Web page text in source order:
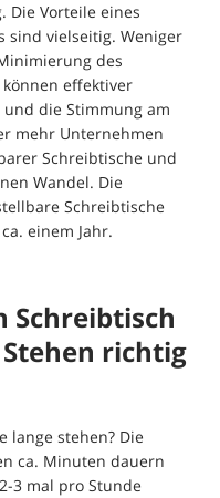
Die Vorteile eines
sind vielseitig. Weniger
des
effektiver
die Stimmung am
mehr Unternehmen
Schreibtische und
Wandel. Die
Schreibtische
einem Jahr.
Schreibtisch
richtig
lange stehen? Die
ca. Minuten dauern
3 mal pro Stunde